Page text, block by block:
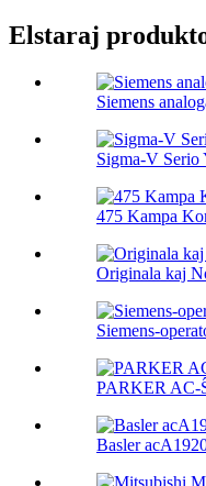
Elstaraj
Siemens
Sigma-V
475 Kampa
Originala kaj
Siemens-
PARKER AC-
Basler